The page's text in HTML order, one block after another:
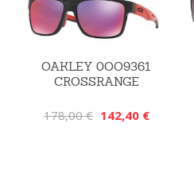
OAKLEY 0OO9361
CROSSRANGE
178,00 € 142,40 €